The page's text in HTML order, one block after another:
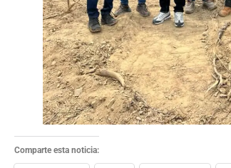
Comparte esta noticia: